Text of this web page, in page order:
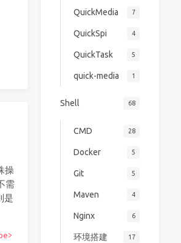
操
需
是
QuickMedia 7
QuickSpi 4
QuickTask 5
quick-media 1
Shell 68
CMD 28
Docker 5
Git 5
Maven 4
Nginx 6
环境搭建 17